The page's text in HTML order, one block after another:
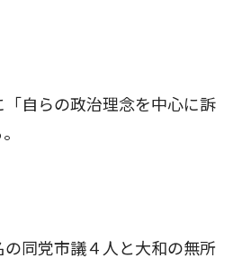
自らの政治理念を中心に訴
同党市議４人と大和の無所